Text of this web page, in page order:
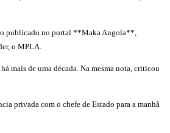
publicado no portal **Maka Angola**,
o MPLA.
mais de uma década. Na mesma nota, criticou
privada com o chefe de Estado para a manhã